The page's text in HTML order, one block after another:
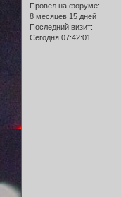
Провел на форуме:
8 месяцев 15 дней
Последний визит:
Сегодня 07:42:01